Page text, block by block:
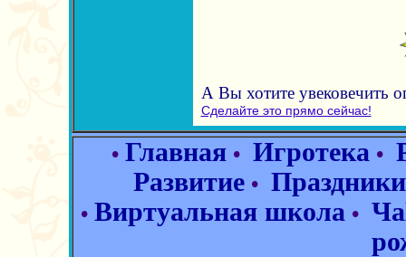
А Вы хотите увековечить
Сделайте это прямо сейчас!
• Главная • Игротека •
Развитие• Праздники
• Виртуальная школа •